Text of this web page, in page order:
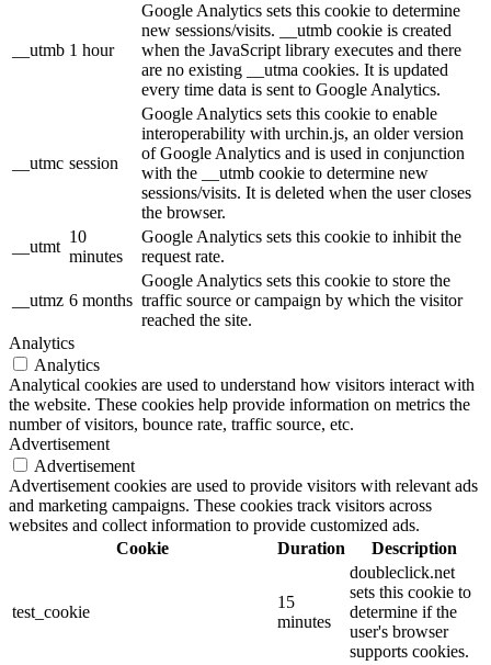
__utmb 1 hour
Google Analytics sets this cookie to determine
new sessions/visits. __utmb cookie is created
when the JavaScript library executes and there
are no existing __utma cookies. It is updated
every time data is sent to Google Analytics.
__utmc session
Google Analytics sets this cookie to enable
interoperability with urchin.js, an older version
of Google Analytics and is used in conjunction
with the __utmb cookie to determine new
sessions/visits. It is deleted when the user closes
the browser.
__utmt
10
minutes
Google Analytics sets this cookie to inhibit the
request rate.
__utmz 6 months
Google Analytics sets this cookie to store the
traffic source or campaign by which the visitor
reached the site.
Analytics
Analytics
Analytical cookies are used to understand how visitors interact with
the website. These cookies help provide information on metrics the
number of visitors, bounce rate, traffic source, etc.
Advertisement
Advertisement
Advertisement cookies are used to provide visitors with relevant ads
and marketing campaigns. These cookies track visitors across
websites and collect information to provide customized ads.
Cookie
Duration Description
test_cookie
15
minutes
doubleclick.net
sets this cookie to
determine if the
user's browser
supports cookies.